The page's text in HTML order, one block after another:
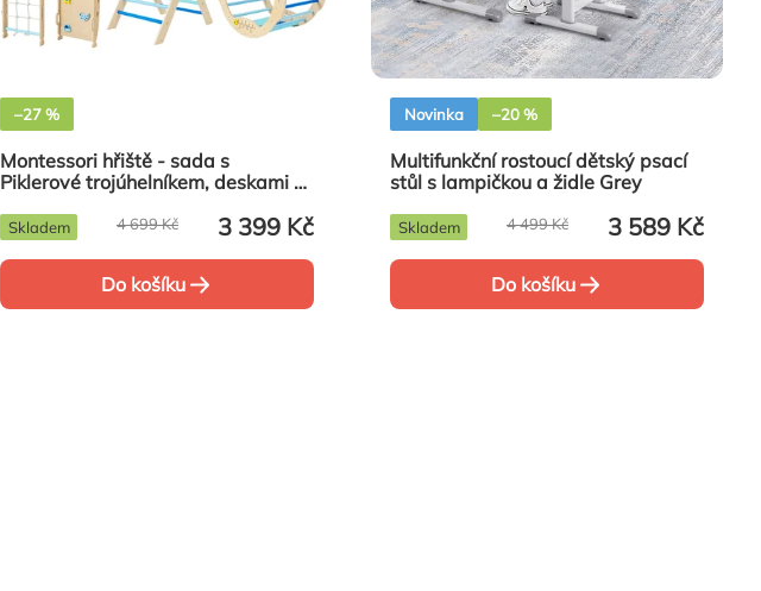
–27 %
Montessori hřiště - sada s
Piklerové trojúhelníkem, deskami a
3 399 Kč
4 699 Kč
Skladem
Do košíku
Novinka –20 %
Multifunkční rostoucí dětský psací
stůl s lampičkou a židle Grey
3 589 Kč
4 499 Kč
Skladem
Do košíku